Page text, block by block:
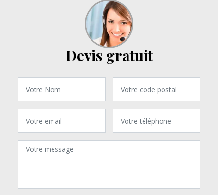
Devis gratuit